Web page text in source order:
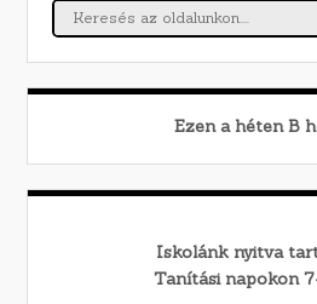
Ezen a héten B
Iskolánk nyitva
Tanítási napokon